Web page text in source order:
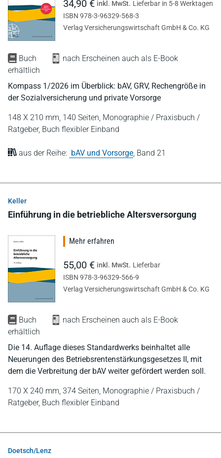
Buch
nach Erscheinen auch als E-Book
erhältlich
Kompass 1/2026 im Überblick: bAV, GRV, Rechengröße in
der Sozialversicherung und private Vorsorge
148 X 210 mm, 140 Seiten, Monographie / Praxisbuch /
Ratgeber, Buch flexibler Einband
aus der Reihe: bAV und Vorsorge Band 21
34,90 € inkl. MwSt. Lieferbar in 5-8 Werktagen
ISBN 978-3-96329-568-3
Verlag Versicherungswirtschaft GmbH & Co. KG
Keller
Einführung in die betriebliche Altersversorgung
Buch
nach Erscheinen auch als E-Book
erhältlich
Die 14. Auflage dieses Standardwerks beinhaltet alle
Neuerungen des Betriebsrentenstärkungsgesetzes II, mit
dem die Verbreitung der bAV weiter gefördert werden soll.
170 X 240 mm, 374 Seiten, Monographie / Praxisbuch /
Ratgeber, Buch flexibler Einband
Mehr erfahren
55,00 € inkl. MwSt. Lieferbar
ISBN 978-3-96329-566-9
Verlag Versicherungswirtschaft GmbH & Co. KG
Doetsch/Lenz